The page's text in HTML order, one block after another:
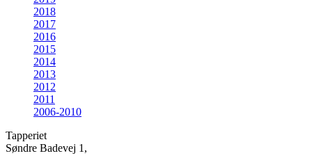
2018
2017
2016
2015
2014
2013
2012
2011
2006-2010
Tapperiet
Søndre Badevej 1,